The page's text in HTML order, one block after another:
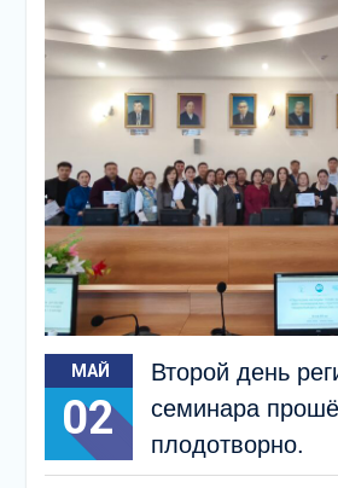
МАЙ
02
Второй день
семинара
плодотворно.